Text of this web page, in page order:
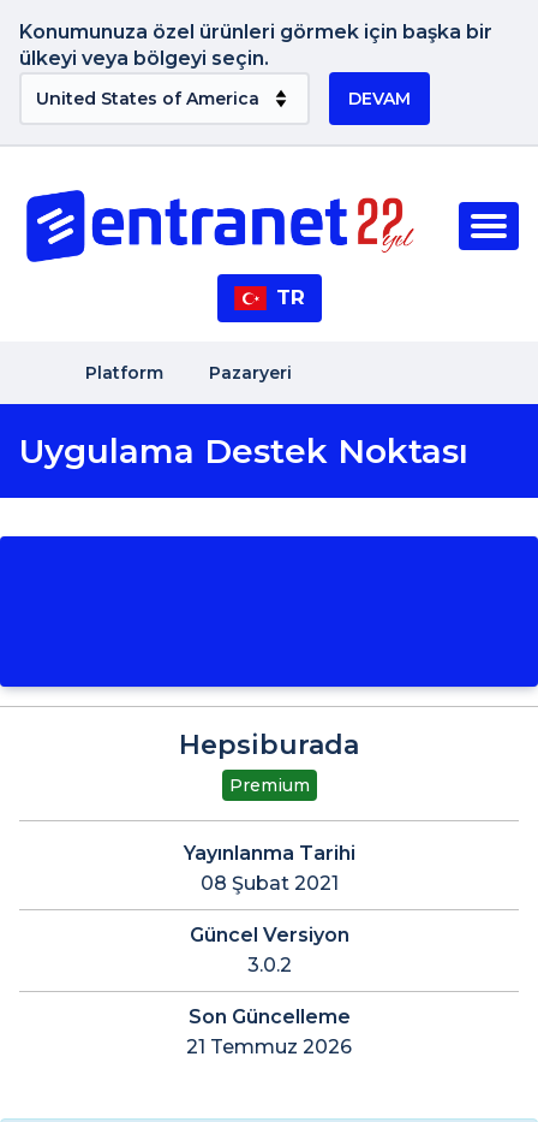
Konumunuza özel ürünleri görmek için başka bir
ülkeyi veya bölgeyi seçin.
DEVAM
TR
Platform Pazaryeri
Uygulama Destek Noktası
Hepsiburada
Premium
Yayınlanma Tarihi
08 Şubat 2021
Güncel Versiyon
3.0.2
Son Güncelleme
21 Temmuz 2026